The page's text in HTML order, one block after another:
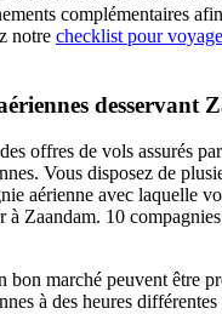
complémentaires
notre checklist pour
desservant
offres de vols assurés
Vous disposez de
aérienne avec laquelle
à Zaandam. 10
bon marché peuvent être
à des heures différentes